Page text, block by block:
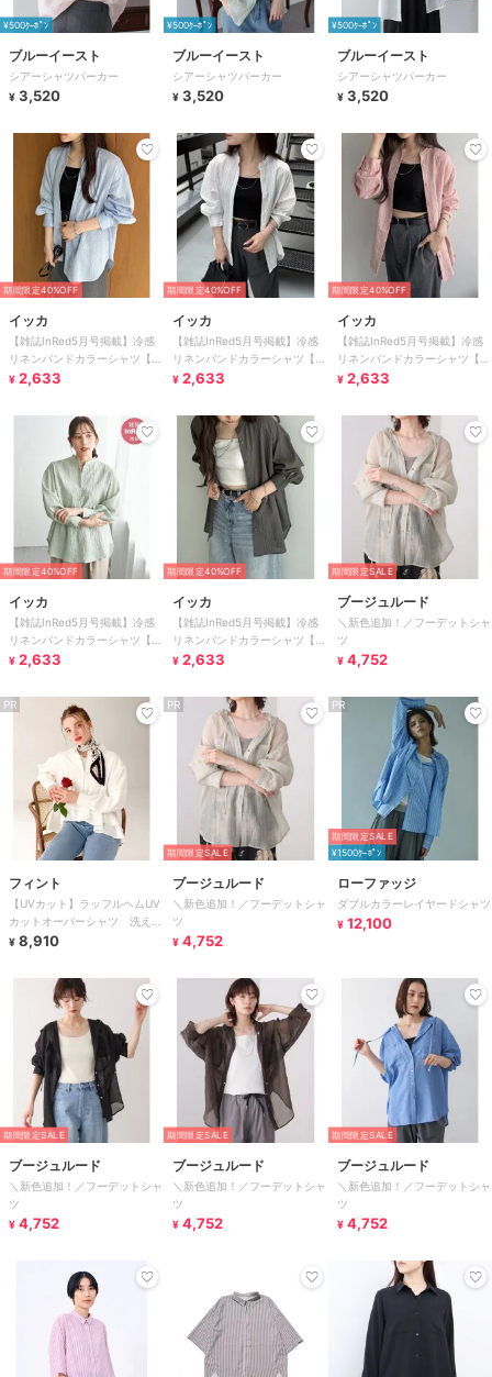
¥500ｸｰﾎﾟﾝ
ブルーイースト
シアーシャツパーカー
¥ 3,520
¥500ｸｰﾎﾟﾝ
ブルーイースト
シアーシャツパーカー
¥ 3,520
¥500ｸｰﾎﾟﾝ
ブルーイースト
シアーシャツパーカー
¥ 3,520
期間限定40%OFF
イッカ
【雑誌InRed5月号掲載】冷感
リネンバンドカラーシャツ【親
子コーデ】
¥ 2,633
期間限定40%OFF
イッカ
【雑誌InRed5月号掲載】冷感
リネンバンドカラーシャツ【親
子コーデ】
¥ 2,633
期間限定40%OFF
イッカ
【雑誌InRed5月号掲載】冷感
リネンバンドカラーシャツ【親
子コーデ】
¥ 2,633
期間限定40%OFF
イッカ
【雑誌InRed5月号掲載】冷感
リネンバンドカラーシャツ【親
子コーデ】
¥ 2,633
期間限定40%OFF
イッカ
【雑誌InRed5月号掲載】冷感
リネンバンドカラーシャツ【親
子コーデ】
¥ 2,633
期間限定SALE
ブージュルード
＼新色追加！／フーデットシャ
ツ
¥ 4,752
PR
フィント
【UVカット】ラッフルヘムUV
カットオーバーシャツ 洗え
る/体型カバー
¥ 8,910
PR
期間限定SALE
ブージュルード
＼新色追加！／フーデットシャ
ツ
¥ 4,752
PR
期間限定SALE
¥1500ｸｰﾎﾟﾝ
ローファッジ
ダブルカラーレイヤードシャツ
¥ 12,100
期間限定SALE
ブージュルード
＼新色追加！／フーデットシャ
ツ
¥ 4,752
期間限定SALE
ブージュルード
＼新色追加！／フーデットシャ
ツ
¥ 4,752
期間限定SALE
ブージュルード
＼新色追加！／フーデットシャ
ツ
¥ 4,752